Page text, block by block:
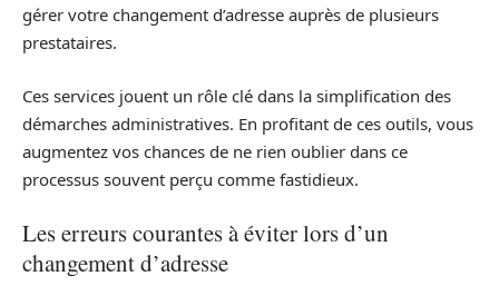
gérer votre changement d’adresse auprès de plusieurs
prestataires.
Ces services jouent un rôle clé dans la simplification des
démarches administratives. En profitant de ces outils, vous
augmentez vos chances de ne rien oublier dans ce
processus souvent perçu comme fastidieux.
Les erreurs courantes à éviter lors d’un
changement d’adresse